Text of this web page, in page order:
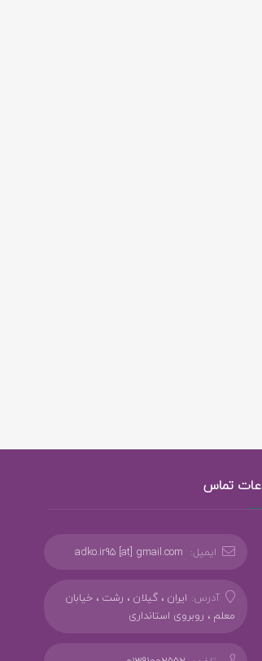
تماس
ایمیل: adko.ir95 [at] gmail.com
آدرس: ایران ، گیلان ، رشت ، خیابان
معلم ، روبروی استانداری